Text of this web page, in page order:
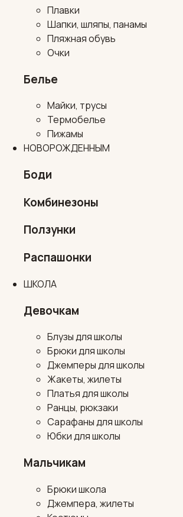
Плавки
Шапки, шляпы, панамы
Пляжная обувь
Очки
Белье
Майки, трусы
Термобелье
Пижамы
НОВОРОЖДЕННЫМ
Боди
Комбинезоны
Ползунки
Распашонки
ШКОЛА
Девочкам
Блузы для школы
Брюки для школы
Джемперы для школы
Жакеты, жилеты
Платья для школы
Ранцы, рюкзаки
Сарафаны для школы
Юбки для школы
Мальчикам
Брюки школа
Джемпера, жилеты